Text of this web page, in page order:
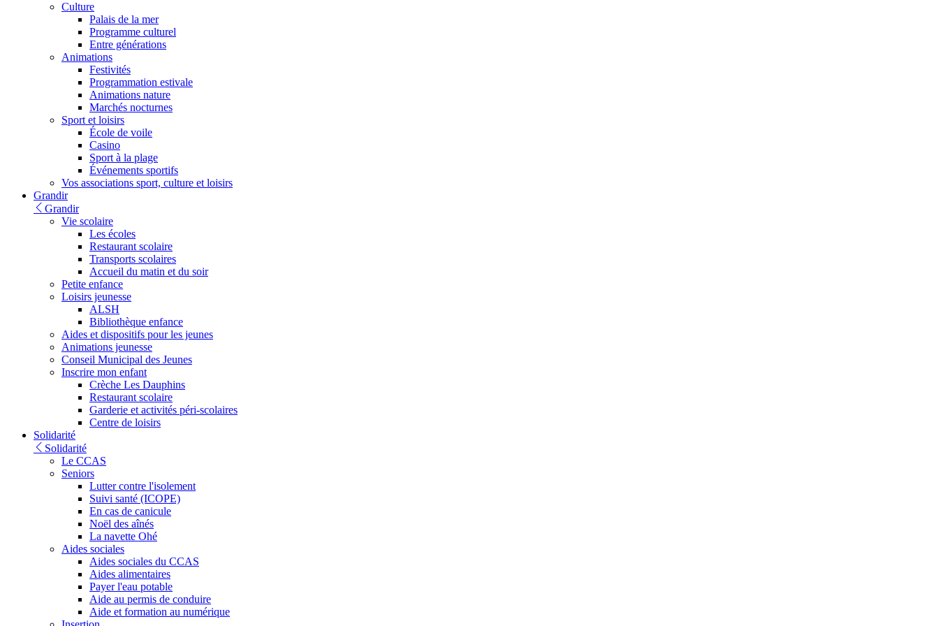
Culture
Palais de la mer
Programme culturel
Entre générations
Animations
Festivités
Programmation estivale
Animations nature
Marchés nocturnes
Sport et loisirs
École de voile
Casino
Sport à la plage
Événements sportifs
Vos associations sport, culture et loisirs
Grandir
Grandir
Vie scolaire
Les écoles
Restaurant scolaire
Transports scolaires
Accueil du matin et du soir
Petite enfance
Loisirs jeunesse
ALSH
Bibliothèque enfance
Aides et dispositifs pour les jeunes
Animations jeunesse
Conseil Municipal des Jeunes
Inscrire mon enfant
Crèche Les Dauphins
Restaurant scolaire
Garderie et activités péri-scolaires
Centre de loisirs
Solidarité
Solidarité
Le CCAS
Seniors
Lutter contre l'isolement
Suivi santé (ICOPE)
En cas de canicule
Noël des aînés
La navette Ohé
Aides sociales
Aides sociales du CCAS
Aides alimentaires
Payer l'eau potable
Aide au permis de conduire
Aide et formation au numérique